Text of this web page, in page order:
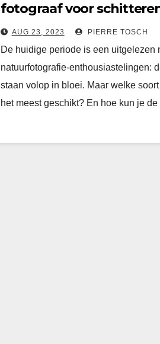
fotograaf voor
heidefoto’s
AUG 23, 2023 PIERRE TOSCH
De huidige periode is een uitgelezen
natuurfotografie-enthousiastelingen:
staan volop in bloei. Maar welke soort
het meest geschikt? En hoe kun je